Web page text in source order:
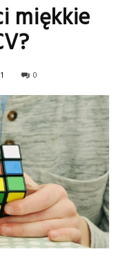
miękkie
0